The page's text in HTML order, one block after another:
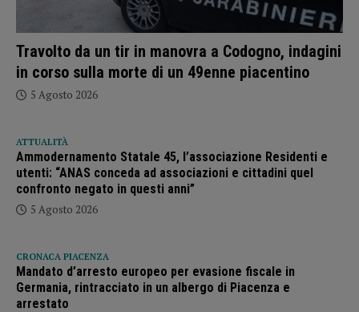
Travolto da un tir in manovra a Codogno, indagini
in corso sulla morte di un 49enne piacentino
5 Agosto 2026
ATTUALITÀ
Ammodernamento Statale 45, l’associazione Residenti e
utenti: “ANAS conceda ad associazioni e cittadini quel
confronto negato in questi anni”
5 Agosto 2026
CRONACA PIACENZA
Mandato d’arresto europeo per evasione fiscale in
Germania, rintracciato in un albergo di Piacenza e
arrestato